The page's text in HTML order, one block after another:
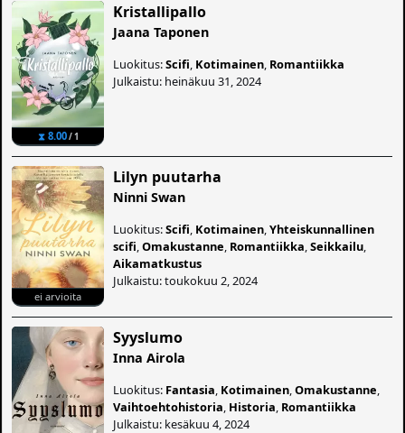
⧗ 8.00/ 1
Kristallipallo
Jaana Taponen
Luokitus:Scifi Kotimainen Romantiikka
Julkaistu: heinäkuu 31, 2024
ei arvioita
Lilyn puutarha
Ninni Swan
Luokitus:Scifi Kotimainen ,Yhteiskunnallinen
scifi ,Omakustanne Romantiikka ,Seikkailu
Aikamatkustus
Julkaistu: toukokuu 2, 2024
Syyslumo
Inna Airola
Luokitus: Fantasia Kotimainen ,Omakustanne
Vaihtoehtohistoria Historia Romantiikka
Julkaistu: kesäkuu 4, 2024